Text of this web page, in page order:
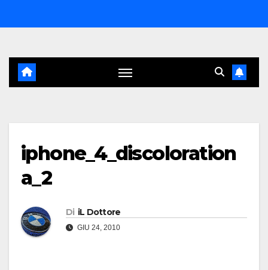
al
iphone_4_discoloration
a_2
Di iL Dottore
GIU 24, 2010